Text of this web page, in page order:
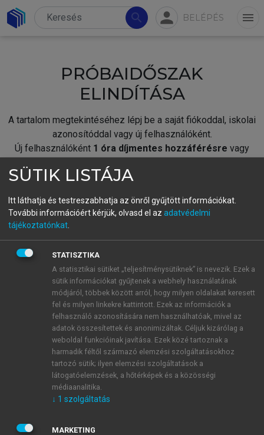
search person BELÉPÉS menu
PRÓBAIDŐSZAK
ELINDÍTÁSA
A tartalom megtekintéséhez lépj be a saját fiókoddal, iskolai
azonosítóddal vagy új felhasználóként.
Új felhasználóként 1 óra díjmentes hozzáférésre vagy
fiókoddal,vagy hozz létre új fiókot.
A regisztráció után apróbaidőszakautomatikusan
BELÉPÉS SAJÁT FIÓKKAL
ÚJ FIÓK LÉTREHOZÁSA
1 óra díjmentes hozzáférés
E-MAIL-CÍM
JELSZÓ
SÜTIK LISTÁJA
Itt láthatja és testreszabhatja az önről gyűjtött információkat.
További információért kérjük, olvasd el az adatvédelmi
tájékoztatónkat
STATISZTIKA
A statisztikai sütiket „teljesítménysütiknek” is nevezik. Ezek a
sütik információkat gyűjtenek a webhely használatának
módjáról, többek között arról, hogy milyen oldalakat keresett
fel és milyen linkekre kattintott. Ezek az információk a
felhasználó azonosítására nem használhatóak, mivel az
adatok összesítettek és anonimizáltak. Céljuk kizárólag a
weboldal funkcióinak javítása. Ezek közé tartoznak a
harmadik féltől származó elemzési szolgáltatásokhoz
tartozó sütik; ilyen elemzési szolgáltatások a
látogatóelemzések, a hőtérképek és a közösségi
médiaanalitika.
↓ 1 szolgáltatás
MARKETING